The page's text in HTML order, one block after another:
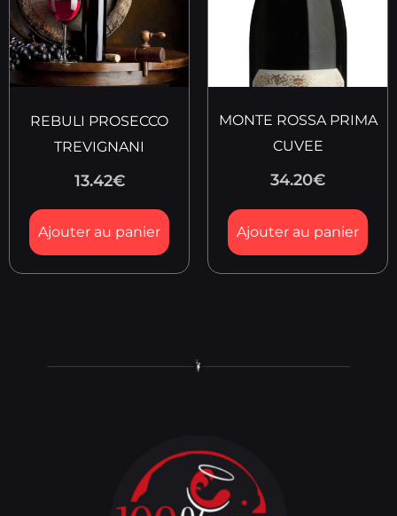
REBULI PROSECCO
TREVIGNANI
13.42€
Ajouter au panier
MONTE ROSSA PRIMA
CUVEE
34.20€
Ajouter au panier